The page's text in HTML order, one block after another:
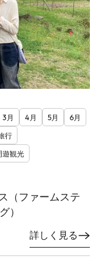
3月 4月 5月
6月
行
遊観光
（ファームステ
）
詳しく見る